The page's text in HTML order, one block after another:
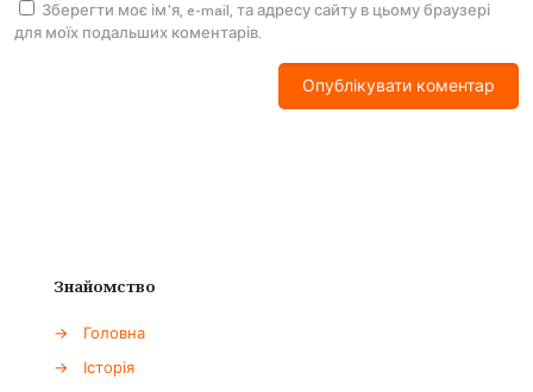
Зберегти моє ім'я, e-mail, та адресу сайту в цьому браузері
для моїх подальших коментарів.
Знайомство
→
Головна
→
Історія